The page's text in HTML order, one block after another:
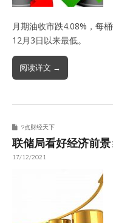
月期油收市跌4.08%，每
12月3日以来最低。
阅读详文 →
9点财经天下
联储局看好经济前
17/12/2021